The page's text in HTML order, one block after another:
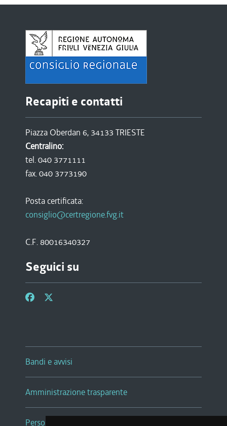
Recapiti e contatti
Piazza Oberdan 6, 34133 TRIESTE
Centralino:
tel. 040 3771111
fax. 040 3773190
Posta certificata:
consiglio@certregione.fvg.it
C.F. 80016340327
Seguici su
Bandi e avvisi
Amministrazione trasparente
Persone e Uffici